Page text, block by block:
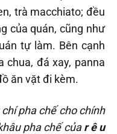
trà macchiato; đều
của quán, cũng như
tự làm. Bên cạnh
chua, đá xay, panna
ăn vặt đi kèm.
pha chế cho chính
pha chế củar ê u